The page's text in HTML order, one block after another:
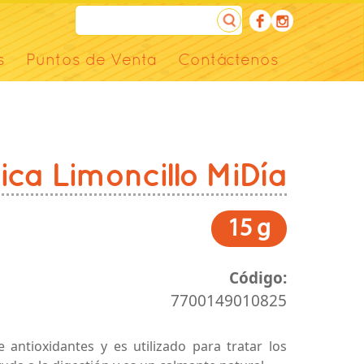
Puntos de Venta Contáctenos
Limoncillo MiDía
15 g
Código:
7700149010825
antioxidantes y es utilizado para tratar los